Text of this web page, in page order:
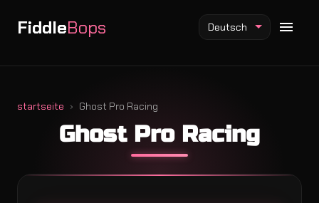
FiddleBops
Fiddlebops Mod
Incredibox Mod
Sprunki Mod
Deutsch
startseite Ghost Pro Racing
Ghost Pro Racing